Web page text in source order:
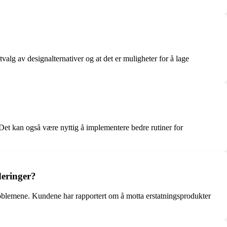
av designalternativer og at det er muligheter for å lage
kan også være nyttig å implementere bedre rutiner for
Kundene har rapportert om å motta erstatningsprodukter